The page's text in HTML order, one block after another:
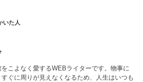
いた人
こよなく愛するWEBライターです。物事に
ぐに周りが見えなくなるため、人生はいつも